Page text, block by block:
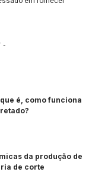
-
é, como funciona
da produção de
de corte